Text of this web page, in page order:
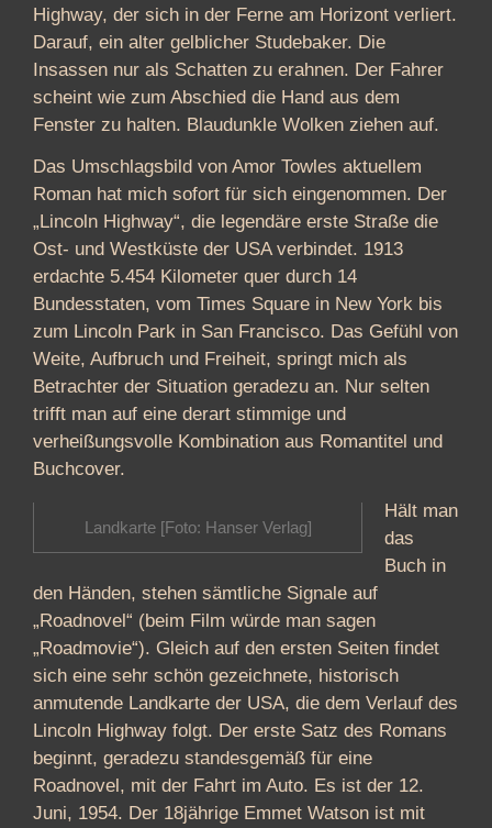
Highway, der sich in der Ferne am Horizont verliert.
Darauf, ein alter gelblicher Studebaker. Die
Insassen nur als Schatten zu erahnen. Der Fahrer
scheint wie zum Abschied die Hand aus dem
Fenster zu halten. Blaudunkle Wolken ziehen auf.
Das Umschlagsbild von Amor Towles aktuellem
Roman hat mich sofort für sich eingenommen. Der
„Lincoln Highway“, die legendäre erste Straße die
Ost- und Westküste der USA verbindet. 1913
erdachte 5.454 Kilometer quer durch 14
Bundesstaten, vom Times Square in New York bis
zum Lincoln Park in San Francisco. Das Gefühl von
Weite, Aufbruch und Freiheit, springt mich als
Betrachter der Situation geradezu an. Nur selten
trifft man auf eine derart stimmige und
verheißungsvolle Kombination aus Romantitel und
Buchcover.
Landkarte [Foto: Hanser Verlag]
Hält man
das
Buch in
den Händen, stehen sämtliche Signale auf
„Roadnovel“ (beim Film würde man sagen
„Roadmovie“). Gleich auf den ersten Seiten findet
sich eine sehr schön gezeichnete, historisch
anmutende Landkarte der USA, die dem Verlauf des
Lincoln Highway folgt. Der erste Satz des Romans
beginnt, geradezu standesgemäß für eine
Roadnovel, mit der Fahrt im Auto. Es ist der 12.
Juni, 1954. Der 18jährige Emmet Watson ist mit